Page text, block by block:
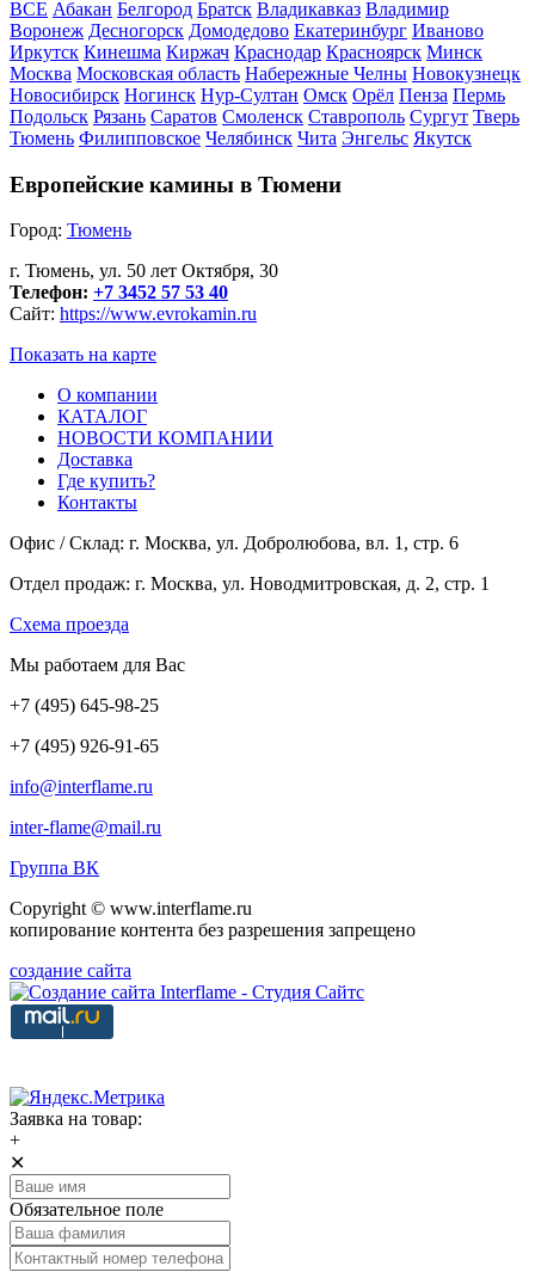
ВСЕ Абакан Белгород Братск Владикавказ Владимир
Воронеж Десногорск Домодедово Екатеринбург Иваново
Иркутск Кинешма Киржач Краснодар Красноярск Минск
Москва Московская область Набережные Челны Новокузнецк
Новосибирск Ногинск Нур-Султан Омск Орёл Пенза Пермь
Подольск Рязань Саратов Смоленск Ставрополь Сургут Тверь
Тюмень Филипповское Челябинск Чита Энгельс Якутск
Европейские камины в Тюмени
Город: Тюмень
г. Тюмень, ул. 50 лет Октября, 30
Телефон: +7 3452 57 53 40
Сайт: https://www.evrokamin.ru
Показать на карте
О компании
КАТАЛОГ
НОВОСТИ КОМПАНИИ
Доставка
Где купить?
Контакты
Офис / Склад: г. Москва, ул. Добролюбова, вл. 1, стр. 6
Отдел продаж: г. Москва, ул. Новодмитровская, д. 2, стр. 1
Cхема проезда
Мы работаем для Вас
+7 (495) 645-98-25
+7 (495) 926-91-65
info@interflame.ru
inter-flame@mail.ru
Группа ВК
Copyright © www.interflame.ru
копирование контента без разрешения запрещено
создание сайта
Заявка на товар:
+
✕
Обязательное поле